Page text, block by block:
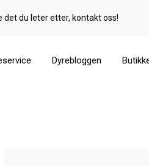
det du leter etter, kontakt oss!
Dyrebloggen